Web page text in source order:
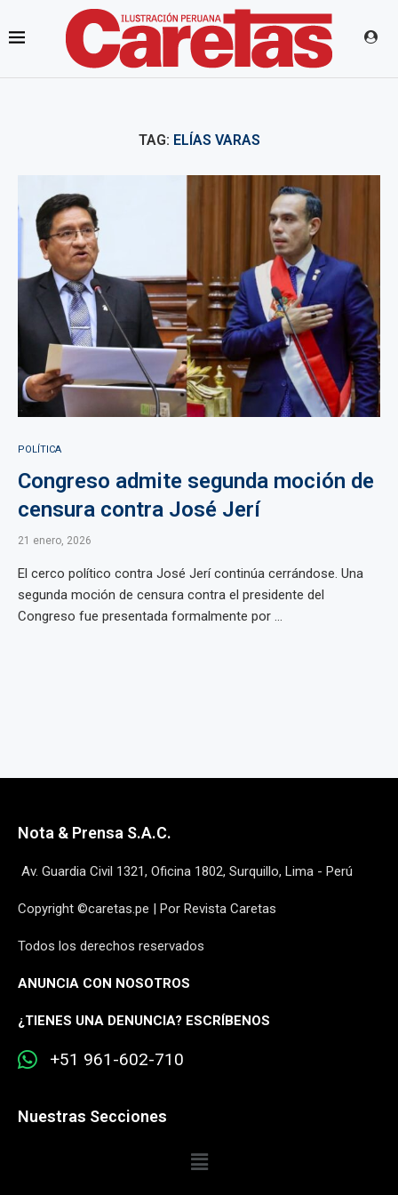
TAG: ELÍAS VARAS
POLÍTICA
Congreso admite segunda moción de
censura contra José Jerí
21 enero, 2026
El cerco político contra José Jerí continúa cerrándose. Una
segunda moción de censura contra el presidente del
Congreso fue presentada formalmente por ...
Nota & Prensa S.A.C.
Av. Guardia Civil 1321, Oficina 1802, Surquillo, Lima - Perú
Copyright ©caretas.pe | Por Revista Caretas
Todos los derechos reservados
ANUNCIA CON NOSOTROS
¿TIENES UNA DENUNCIA? ESCRÍBENOS
+51 961-602-710
Nuestras Secciones